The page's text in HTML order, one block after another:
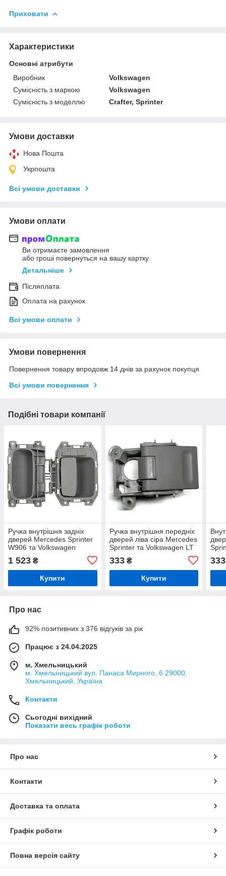
Приховати
Характеристики
Основні атрибути
Виробник
Volkswagen
Сумісність з маркою
Volkswagen
Сумісність з моделлю
Crafter, Sprinter
Умови доставки
Нова Пошта
Укрпошта
Всі умови доставки
Умови оплати
Ви отримаєте замовлення
або гроші повернуться на вашу картку
Детальніше
Післяплата
Оплата на рахунок
Всі умови оплати
Умови повернення
Повернення товару впродовж 14 днів за рахунок покупця
Всі умови повернення
Подібні товари компанії
Ручка внутрішня задніх
дверей Mercedes Sprinter
W906 та Volkswagen
1 523 ₴
Купити
Ручка внутрішня передніх
дверей ліва сіра Mercedes
Sprinter та Volkswagen LT
333₴
Купити
333
Про нас
92% позитивних з 376 відгуків за рік
Працює з 24.04.2025
м. Хмельницький
м. Хмельницький вул. Панаса Мирного, 6 29000,
Хмельницький, Україна
Контакти
Сьогодні вихідний
Показати весь графік роботи
Про нас
Контакти
Доставка та оплата
Графік роботи
Повна версія сайту